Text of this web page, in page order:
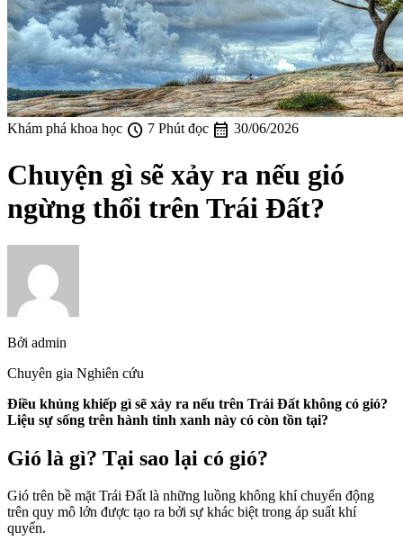
Khám phá khoa học schedule 7 Phút đọc calendar_month 30/06/2026
Chuyện gì sẽ xảy ra nếu gió
ngừng thổi trên Trái Đất?
Bởi admin
Chuyên gia Nghiên cứu
Điều khủng khiếp gì sẽ xảy ra nếu trên Trái Đất không có gió?
Liệu sự sống trên hành tinh xanh này có còn tồn tại?
Gió là gì? Tại sao lại có gió?
Gió trên bề mặt Trái Đất là những luồng không khí chuyển động
trên quy mô lớn được tạo ra bởi sự khác biệt trong áp suất khí
quyển.